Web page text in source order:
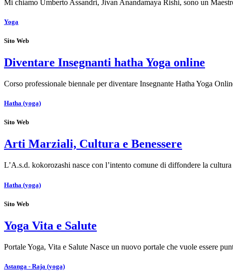
Mi chiamo Umberto Assandri, Jivan Anandamaya Rishi, sono un
Yoga
Sito Web
Diventare Insegnanti hatha Yoga online
Corso professionale biennale per diventare Insegnante Hatha Yoga
Hatha (yoga)
Sito Web
Arti Marziali, Cultura e Benessere
L’A.s.d. kokorozashi nasce con l’intento comune di diffondere la
Hatha (yoga)
Sito Web
Yoga Vita e Salute
Portale Yoga, Vita e Salute Nasce un nuovo portale che vuole essere
Astanga - Raja (yoga)